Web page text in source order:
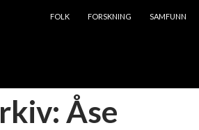
FOLK
FORSKNING SAMFUNN
Åse